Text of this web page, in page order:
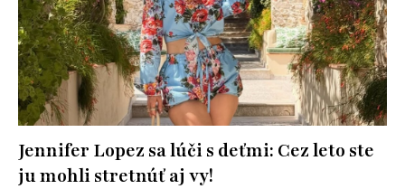
Jennifer Lopez sa lúči s deťmi: Cez leto ste
ju mohli stretnúť aj vy!